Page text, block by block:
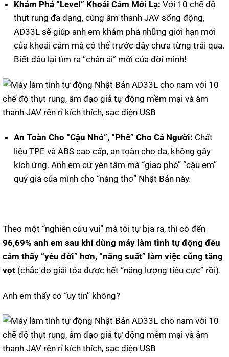
Khám Phá “Level” Khoái Cảm Mới Lạ: Với 10 chế độ
thụt rung đa dạng, cùng âm thanh JAV sống động,
AD33L sẽ giúp anh em khám phá những giới hạn mới
của khoái cảm mà có thể trước đây chưa từng trải qua.
Biết đâu lại tìm ra “chân ái” mới của đời mình!
An Toàn Cho “Cậu Nhỏ”, “Phê” Cho Cả Người: Chất
liệu TPE và ABS cao cấp, an toàn cho da, không gây
kích ứng. Anh em cứ yên tâm mà “giao phó” “cậu em”
quý giá của mình cho “nàng thơ” Nhật Bản này.
Theo một “nghiên cứu vui” mà tôi tự bịa ra, thì có đến
96,69% anh em sau khi dùng máy làm tình tự động đều
cảm thấy “yêu đời” hơn, “năng suất” làm việc cũng tăng
vọt (chắc do giải tỏa được hết “năng lượng tiêu cực” rồi).
Anh em thấy có “uy tín” không?